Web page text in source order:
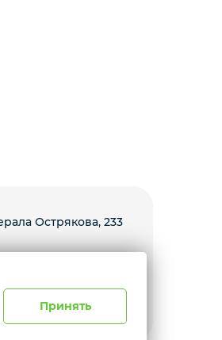
Острякова, 233
Условия доставки
Принять